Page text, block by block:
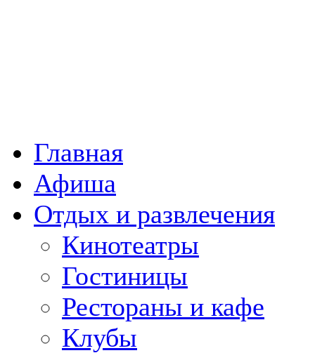
Главная
Афиша
Отдых и развлечения
Кинотеатры
Гостиницы
Рестораны и кафе
Клубы